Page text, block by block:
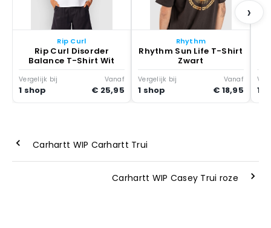
Rip Curl
Rip Curl Disorder
Balance T-Shirt Wit
Vergelijk bij
1 shop
Vanaf
€ 25,95
Rhythm
Rhythm Sun Life T-Shirt
Zwart
Vergelijk bij
1 shop
Vanaf
€ 18,95 1
›
Carhartt WIP Carhartt Trui
Carhartt WIP Casey Trui roze